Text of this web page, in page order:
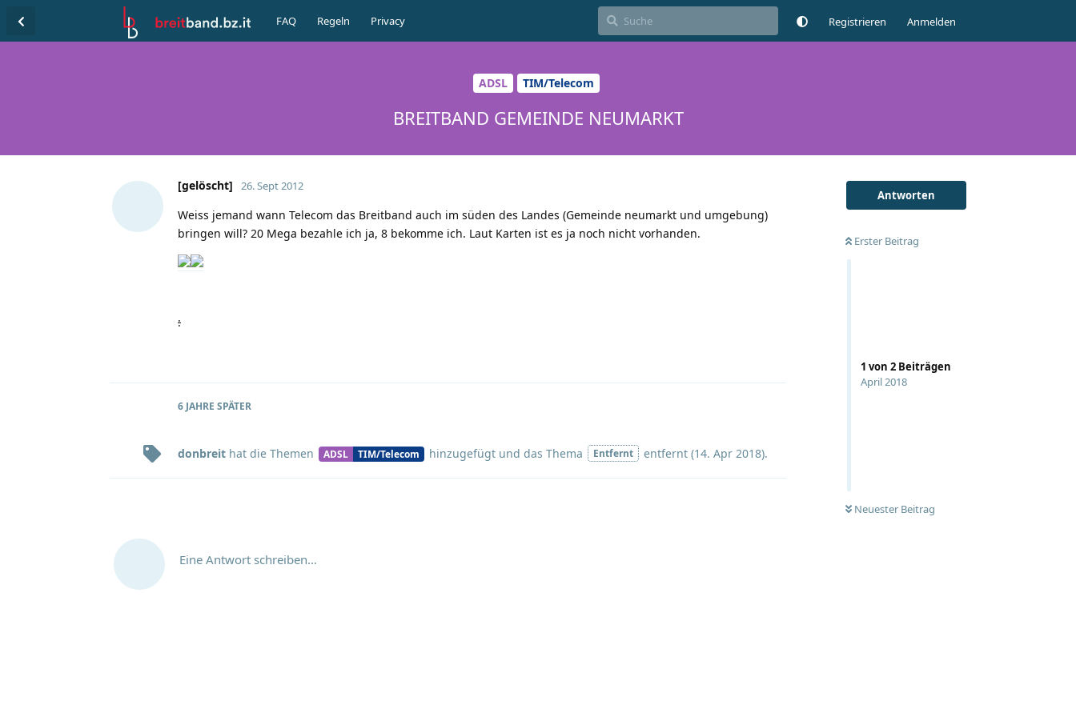
FAQ Regeln Privacy Registrieren Anmelden
ADSL TIM/Telecom
BREITBAND GEMEINDE NEUMARKT
Antworten
Erster Beitrag
1 von 2 Beiträgen
April 2018
Neuester Beitrag
[gelöscht] 26. Sept 2012
Weiss jemand wann Telecom das Breitband auch im süden des Landes (Gemeinde neumarkt und umgebung)
bringen will? 20 Mega bezahle ich ja, 8 bekomme ich. Laut Karten ist es ja noch nicht vorhanden.
:
6 JAHRE SPÄTER
donbreit hat die Themen ADSL TIM/Telecom hinzugefügt und das Thema Entfernt entfernt (14. Apr 2018).
Eine Antwort schreiben…